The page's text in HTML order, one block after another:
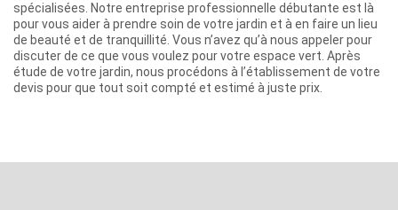
spécialisées. Notre entreprise professionnelle débutante est là
pour vous aider à prendre soin de votre jardin et à en faire un lieu
de beauté et de tranquillité. Vous n’avez qu’à nous appeler pour
discuter de ce que vous voulez pour votre espace vert. Après
étude de votre jardin, nous procédons à l’établissement de votre
devis pour que tout soit compté et estimé à juste prix.